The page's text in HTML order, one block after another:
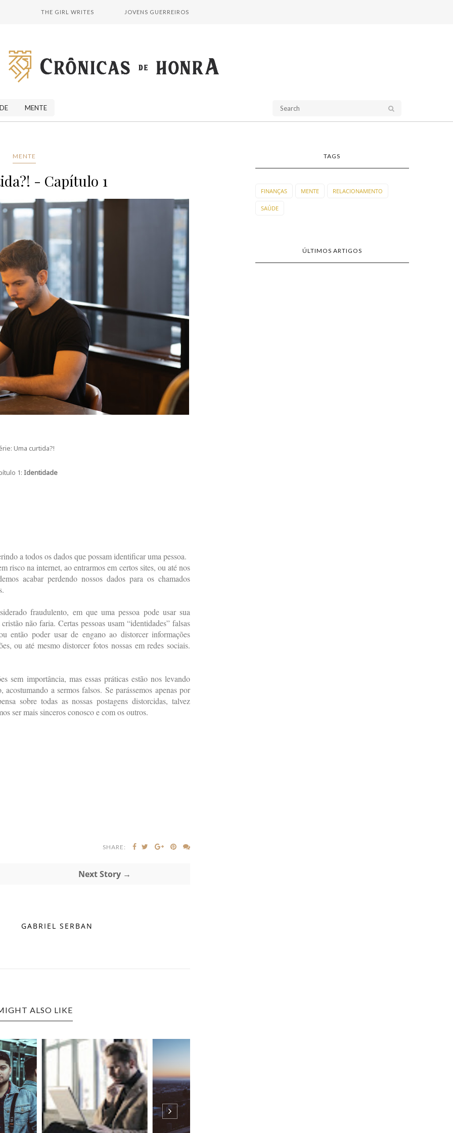
THE GIRL WRITES JOVENS GUERREIROS
MENTE
MENTE
- Capítulo 1
Uma curtida?!
1:Identidade
a todos os dados que possam identificar uma pessoa.
risco na internet, ao entrarmos em certos sites, ou até nos
acabar perdendo nossos dados para os chamados
fraudulento, em que uma pessoa pode usar sua
não faria. Certas pessoas usam “identidades” falsas
então poder usar de engano ao distorcer informações
ou até mesmo distorcer fotos nossas em redes sociais.
sem importância, mas essas práticas estão nos levando
a sermos falsos. Se parássemos apenas por
sobre todas as nossas postagens distorcidas, talvez
ser mais sinceros conosco e com os outros.
SHARE:
Next Story →
GABRIEL SERBAN
ALSO LIKE
TAGS
FINANÇAS MENTE RELACIONAMENTO
SAÚDE
ÚLTIMOS ARTIGOS